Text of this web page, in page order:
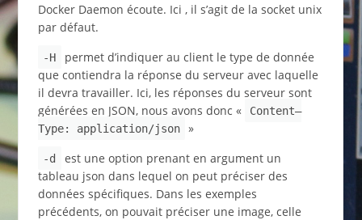
Docker Daemon écoute. Ici , il s’agit de la socket unix
par défaut.
-H
permet d’indiquer au client le type de donnée
que contiendra la réponse du serveur avec laquelle
il devra travailler. Ici, les réponses du serveur sont
générées en JSON, nous avons donc «
Content–
Type: application/json
»
-d
est une option prenant en argument un
tableau json dans lequel on peut préciser des
données spécifiques. Dans les exemples
précédents, on pouvait préciser une image, celle